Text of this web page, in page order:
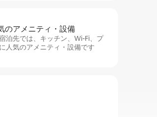
のア⁠メ⁠ニ⁠テ⁠ィ・設⁠備
泊先では、キッチン、Wi-Fi、プ
人気のアメニティ・設備です